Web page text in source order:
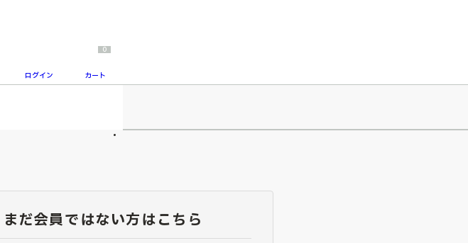
2026/7/23 『ONE PIECE magazine 021 ONE PIECEカード付き同梱版』発売延期のご案内
ログイン
0
カート
まだ会員ではない方はこちら